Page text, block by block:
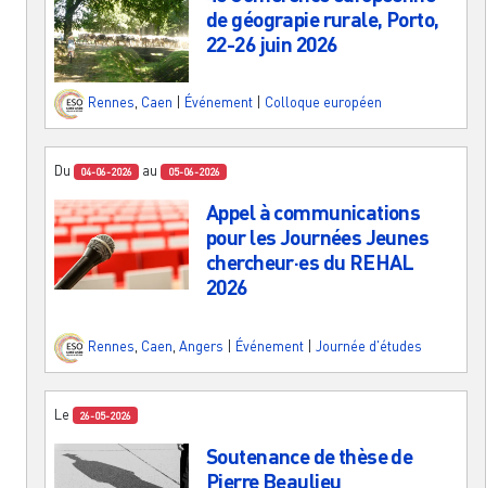
de géograpie rurale, Porto,
22-26 juin 2026
Rennes, Caen Événement Colloque européen
Du 04-06-2026 au 05-06-2026
Appel à communications
pour les Journées Jeunes
chercheur·es du REHAL
2026
Rennes Caen Angers Événement Journée d'études
Le 26-05-2026
Soutenance de thèse de
Pierre Beaulieu